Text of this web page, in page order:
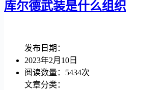
库尔德武装是什么组织
发布日期：
2023年2月10日
阅读数量：5434次
文章分类：